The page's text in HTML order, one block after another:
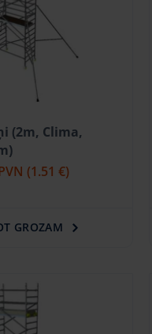
(2m, Clima,
(1.51 €)
GROZAM